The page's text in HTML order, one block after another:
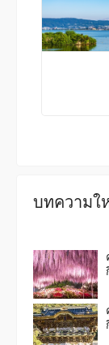
บทความใ